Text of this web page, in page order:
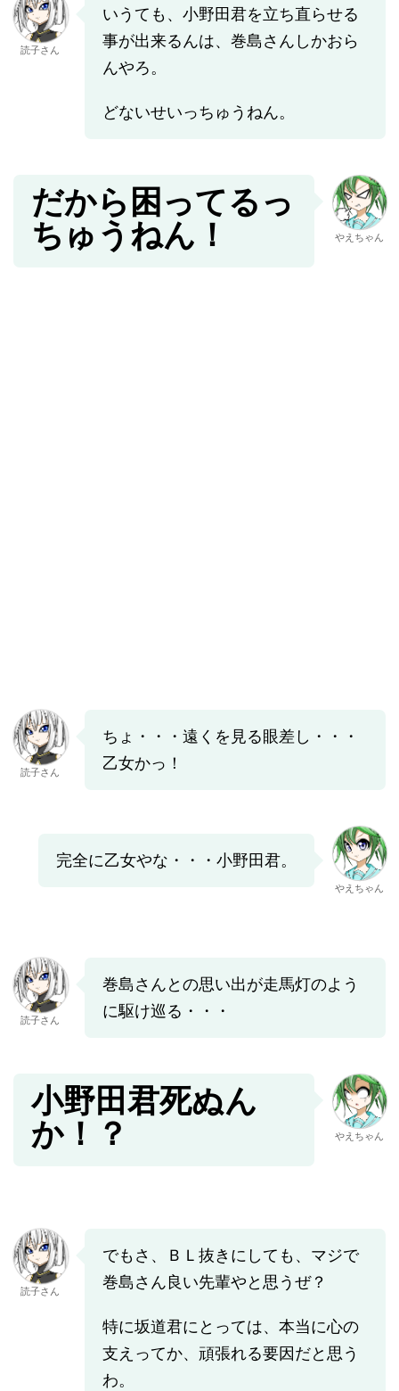
読子さん
いうても、小野田君を立ち直らせる
事が出来るんは、巻島さんしかおら
んやろ。
どないせいっちゅうねん。
だから困ってるっ
ちゅうねん！
やえちゃん
読子さん
ちょ・・・遠くを見る眼差し・・・
乙女かっ！
完全に乙女やな・・・小野田君。
やえちゃん
読子さん
巻島さんとの思い出が走馬灯のよう
に駆け巡る・・・
小野田君死ぬん
か！？
やえちゃん
読子さん
でもさ、ＢＬ抜きにしても、マジで
巻島さん良い先輩やと思うぜ？
特に坂道君にとっては、本当に心の
支えってか、頑張れる要因だと思う
わ。